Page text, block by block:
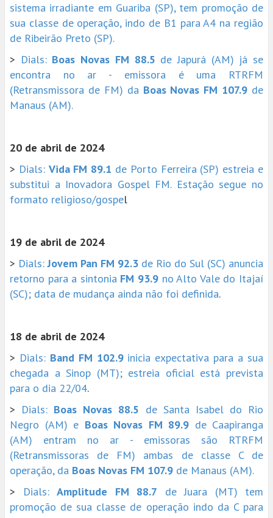
sistema irradiante em Guariba (SP), tem promoção de
sua classe de operação, indo de B1 para A4 na região
de Ribeirão Preto (SP).
> Dials: Boas Novas FM 88.5 de Japurá (AM) já se
encontra no ar - emissora é uma RTRFM
(Retransmissora de FM) da Boas Novas FM 107.9 de
Manaus (AM).
20 de abril de 2024
> Dials: Vida FM 89.1 de Porto Ferreira (SP) estreia e
substitui a Inovadora Gospel FM. Estação segue no
formato religioso/gospel
19 de abril de 2024
> Dials:Jovem Pan FM 92.3 de Rio do Sul (SC) anuncia
retorno para a sintonia FM 93.9 no Alto Vale do Itajaí
(SC); data de mudança ainda não foi definida.
18 de abril de 2024
> Dials: Band FM 102.9inicia expectativa para a sua
chegada a Sinop (MT); estreia oficial está prevista
para o dia 22/04.
> Dials: Boas Novas 88.5 de Santa Isabel do Rio
Negro (AM) e Boas Novas FM 89.9 de Caapiranga
(AM) entram no ar - emissoras são RTRFM
(Retransmissoras de FM) ambas de classe C de
operação, da Boas Novas FM 107.9 de Manaus (AM).
>
Dials: Amplitude FM 88.7 de Juara (MT) tem
promoção de sua classe de operação indo da C para